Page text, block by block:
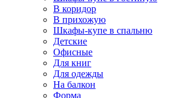
В коридор
В прихожую
Шкафы-купе в спальню
Детские
Офисные
Для книг
Для одежды
На балкон
Форма